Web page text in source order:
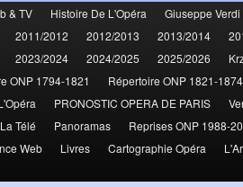
& TV Histoire De L'Opéra Giuseppe Verdi
2011/2012 2012/2013 2013/2014
2023/2024 2024/2025 2025/2026
ONP 1794-1821 Répertoire ONP 1821-1874
PRONOSTIC OPERA DE PARIS
Télé Panoramas Reprises ONP 1988-
Web Livres Cartographie Opéra